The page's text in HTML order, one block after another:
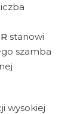
stanowi
szamba
wysokiej